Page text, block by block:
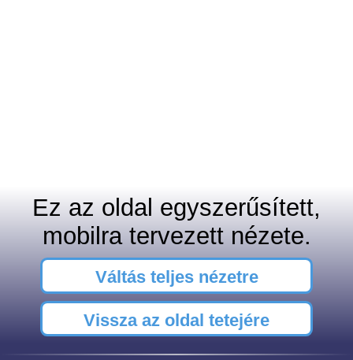
Ez az oldal egyszerűsített,
mobilra tervezett nézete.
Váltás teljes nézetre
Vissza az oldal tetejére